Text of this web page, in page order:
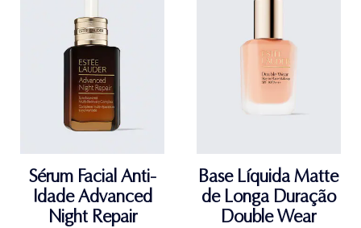
Sérum Facial Anti-
Idade Advanced
Night Repair
Base Líquida Matte
de Longa Duração
Double Wear